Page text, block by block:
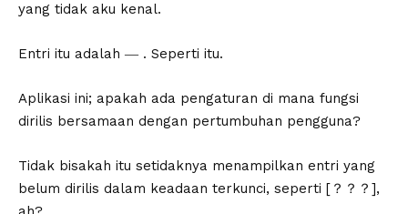
yang tidak aku kenal.
Entri itu adalah ― . Seperti itu.
Aplikasi ini; apakah ada pengaturan di mana fungsi
dirilis bersamaan dengan pertumbuhan pengguna?
Tidak bisakah itu setidaknya menampilkan entri yang
belum dirilis dalam keadaan terkunci, seperti [？？？],